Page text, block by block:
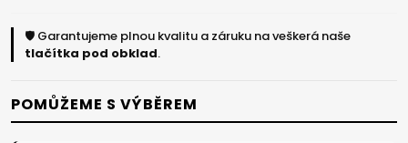
🛡️ Garantujeme plnou kvalitu a záruku na veškerá naše
tlačítka pod obklad.
POMŮŽEME S VÝBĚREM